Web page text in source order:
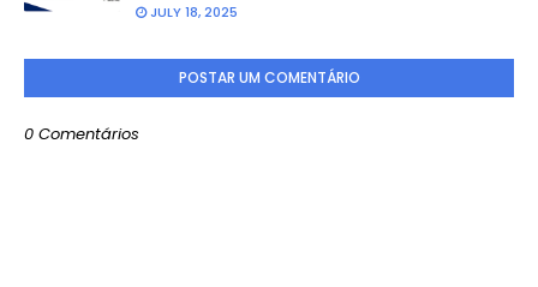
JULY 18, 2025
POSTAR UM COMENTÁRIO
0 Comentários